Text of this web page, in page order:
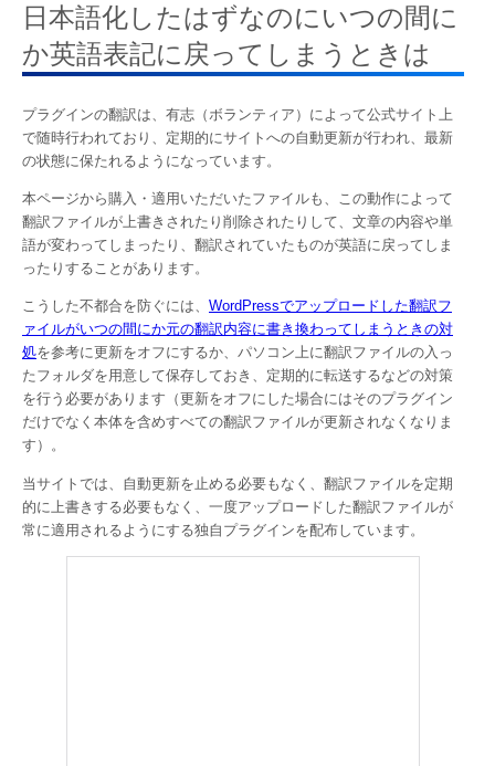
日本語化したはずなのにいつの間に
か英語表記に戻ってしまうときは
プラグインの翻訳は、有志（ボランティア）によって公式サイト上
で随時行われており、定期的にサイトへの自動更新が行われ、最新
の状態に保たれるようになっています。
本ページから購入・適用いただいたファイルも、この動作によって
翻訳ファイルが上書きされたり削除されたりして、文章の内容や単
語が変わってしまったり、翻訳されていたものが英語に戻ってしま
ったりすることがあります。
こうした不都合を防ぐには、 WordPressでアップロードした翻訳フ
ァイルがいつの間にか元の翻訳内容に書き換わってしまうときの対
処を参考に更新をオフにするか、パソコン上に翻訳ファイルの入っ
たフォルダを用意して保存しておき、定期的に転送するなどの対策
を行う必要があります（更新をオフにした場合にはそのプラグイン
だけでなく本体を含めすべての翻訳ファイルが更新されなくなりま
す）。
当サイトでは、自動更新を止める必要もなく、翻訳ファイルを定期
的に上書きする必要もなく、一度アップロードした翻訳ファイルが
常に適用されるようにする独自プラグインを配布しています。